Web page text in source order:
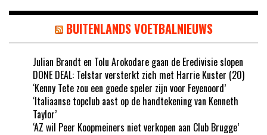
BUITENLANDS VOETBALNIEUWS
Julian Brandt en Tolu Arokodare gaan de Eredivisie slopen
DONE DEAL: Telstar versterkt zich met Harrie Kuster (20)
‘Kenny Tete zou een goede speler zijn voor Feyenoord’
‘Italiaanse topclub aast op de handtekening van Kenneth
Taylor’
‘AZ wil Peer Koopmeiners niet verkopen aan Club Brugge’